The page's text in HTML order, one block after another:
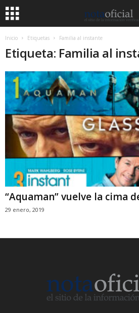
Inicio Etiquetas Familia al instante
Etiqueta: Familia al
“Aquaman” vuelve la cima
29 enero, 2019